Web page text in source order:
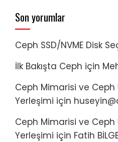
Son yorumlar
Ceph SSD/NVME Disk
İlk Bakışta Ceph için
Ceph Mimarisi ve Ceph
Yerleşimi için
Ceph Mimarisi ve Ceph
Yerleşimi için Fatih